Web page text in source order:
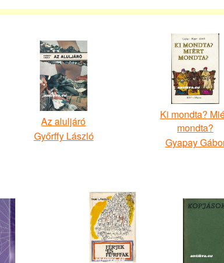
Az aluljáró
Győrffy László
Ki mondta?
mondta?
Gyapay